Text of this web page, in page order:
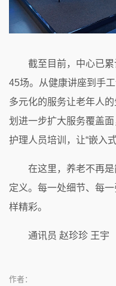
截至目前，中心已
45场。从健康讲座到手
多元化的服务让老年人
划进一步扩大服务覆盖
护理人员培训，让“嵌入
在这里，养老不再
定义。每一处细节、每一
样精彩。
通讯员 赵珍珍 王宇
作者：